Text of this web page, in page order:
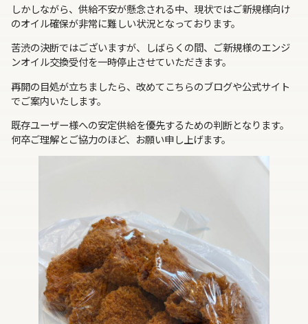
しかしながら、供給不安が懸念される中、現状ではご新規様向け
のオイル確保が非常に難しい状況となっております。
苦渋の決断ではございますが、しばらくの間、ご新規様のエンジ
ンオイル交換受付を一時停止させていただきます。
再開の目処が立ちましたら、改めてこちらのブログや公式サイト
でご案内いたします。
既存ユーザー様への安定供給を優先するための判断となります。
何卒ご理解とご協力のほど、お願い申し上げます。